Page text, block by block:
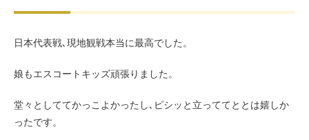
日本代表戦､現地観戦本当に最高でした。
娘もエスコートキッズ頑張りました。
堂々としててかっこよかったし､ピシッと立っててととは嬉しか
ったです。